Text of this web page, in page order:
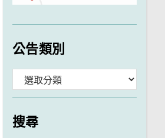
公告類別
類
搜尋